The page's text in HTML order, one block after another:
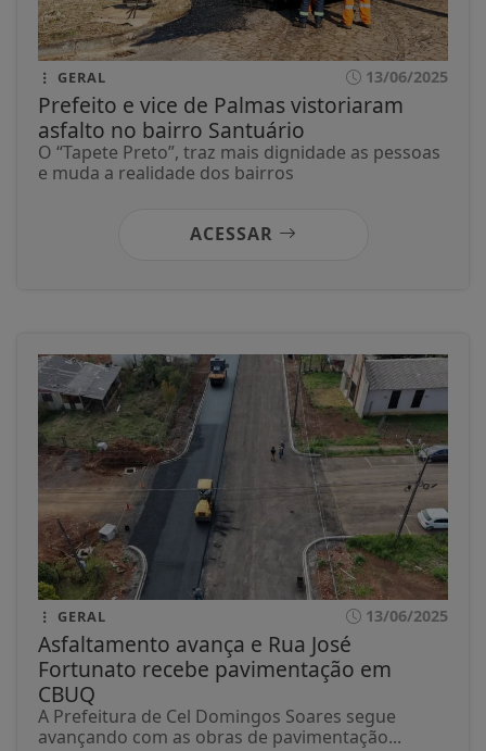
GERAL 13/06/2025
Prefeito e vice de Palmas vistoriaram
asfalto no bairro Santuário
O “Tapete Preto”, traz mais dignidade as pessoas
e muda a realidade dos bairros
ACESSAR
GERAL 13/06/2025
Asfaltamento avança e Rua José
Fortunato recebe pavimentação em
CBUQ
A Prefeitura de Cel Domingos Soares segue
avançando com as obras de pavimentação...